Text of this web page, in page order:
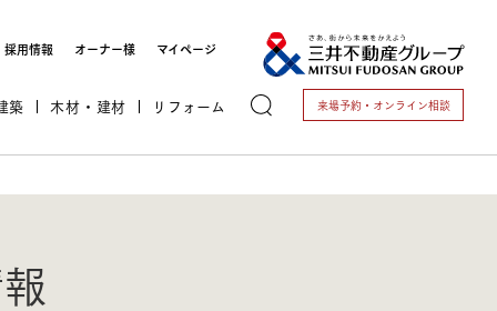
採用情報 オーナー様 マイページ
する
築 木材・建材 リフォーム 来場予約・ オンライン相談